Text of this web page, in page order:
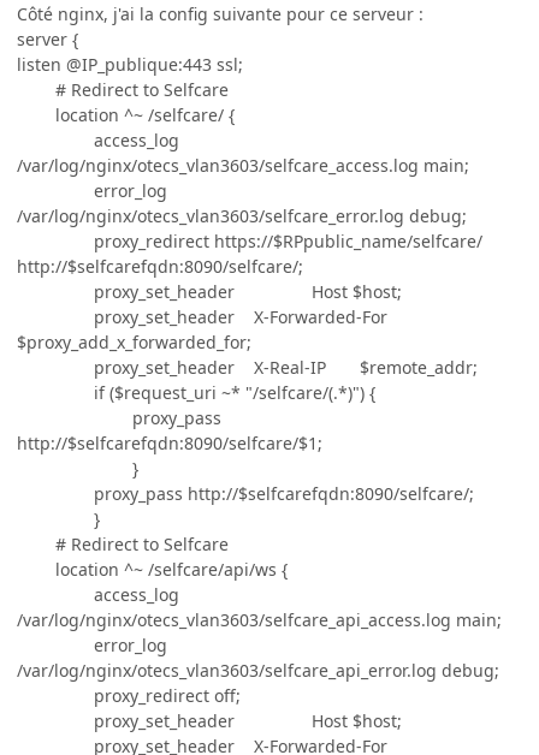
Côté nginx, j'ai la config suivante pour ce serveur :
server {
listen @IP_publique:443 ssl;
# Redirect to Selfcare
location ^~ /selfcare/ {
access_log
/var/log/nginx/otecs_vlan3603/selfcare_access.log main;
error_log
/var/log/nginx/otecs_vlan3603/selfcare_error.log debug;
proxy_redirect https://$RPpublic_name/selfcare/
http://$selfcarefqdn:8090/selfcare/;
proxy_set_header Host $host;
proxy_set_header X-Forwarded-For
$proxy_add_x_forwarded_for;
proxy_set_header X-Real-IP $remote_addr;
if ($request_uri ~* "/selfcare/(.*)") {
proxy_pass
http://$selfcarefqdn:8090/selfcare/$1;
}
proxy_pass http://$selfcarefqdn:8090/selfcare/;
}
# Redirect to Selfcare
location ^~ /selfcare/api/ws {
access_log
/var/log/nginx/otecs_vlan3603/selfcare_api_access.log main;
error_log
/var/log/nginx/otecs_vlan3603/selfcare_api_error.log debug;
proxy_redirect off;
proxy_set_header Host $host;
proxy_set_header X-Forwarded-For